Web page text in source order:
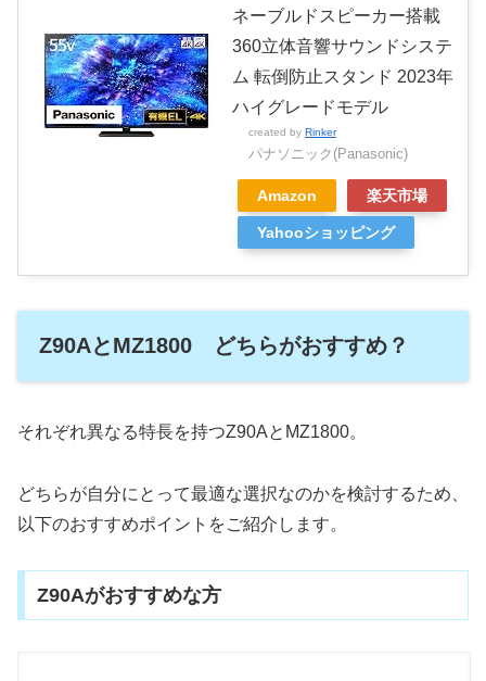
ネーブルドスピーカー搭載
360立体音響サウンドシステ
ム 転倒防止スタンド 2023年
ハイグレードモデル
created by Rinker
パナソニック(Panasonic)
Amazon 楽天市場
Yahooショッピング
Z90AとMZ1800 どちらがおすすめ？
それぞれ異なる特長を持つZ90AとMZ1800。
どちらが自分にとって最適な選択なのかを検討するため、
以下のおすすめポイントをご紹介します。
Z90Aがおすすめな方